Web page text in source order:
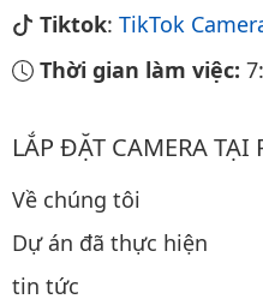
Tiktok: TikTok
Thời gian làm việc:
LẮP ĐẶT CAMERA TẠI
Về chúng tôi
Dự án đã thực hiện
tin tức